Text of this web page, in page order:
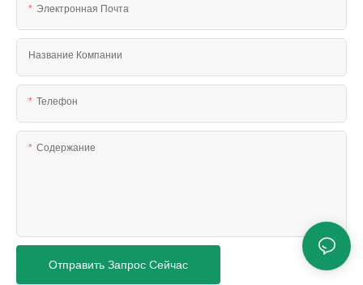
Электронная Почта
Название Компании
Телефон
Содержание
Отправить Запрос Сейчас